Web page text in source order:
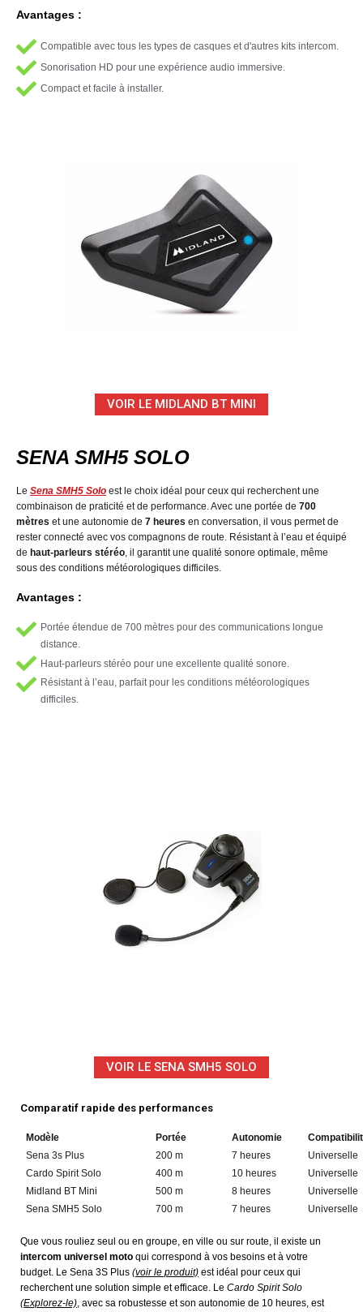
Avantages :
Compatible avec tous les types de casques et d'autres kits intercom.
Sonorisation HD pour une expérience audio immersive.
Compact et facile à installer.
VOIR LE MIDLAND BT MINI
SENA SMH5 SOLO
Le Sena SMH5 Solo est le choix idéal pour ceux qui recherchent une
combinaison de praticité et de performance. Avec une portée de 700
mètres et une autonomie de 7 heures en conversation, il vous permet de
rester connecté avec vos compagnons de route. Résistant à l’eau et équipé
de haut-parleurs stéréo, il garantit une qualité sonore optimale, même
sous des conditions météorologiques difficiles.
Avantages :
Portée étendue de 700 mètres pour des communications longue
distance.
Haut-parleurs stéréo pour une excellente qualité sonore.
Résistant à l’eau, parfait pour les conditions météorologiques
difficiles.
VOIR LE SENA SMH5 SOLO
Comparatif rapide des performances
Modèle Portée Autonomie
Sena 3s Plus
200 m 7 heures
Universelle
Cardo Spirit Solo
400 m 10 heures
Universelle
Midland BT Mini
500 m 8 heures
Universelle
Sena SMH5 Solo
700 m 7 heures Universelle
Que vous rouliez seul ou en groupe, en ville ou sur route, il existe un
intercom universel moto qui correspond à vos besoins et à votre
budget. Le Sena 3S Plus (voir le produit) est idéal pour ceux qui
recherchent une solution simple et efficace. Le Cardo Spirit Solo
(Explorez-le), avec sa robustesse et son autonomie de 10 heures, est